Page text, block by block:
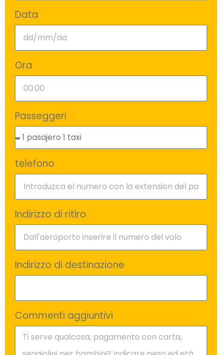
Data
Ora
Passeggeri
telefono
Indirizzo di ritiro
Indirizzo di destinazione
Commenti aggiuntivi